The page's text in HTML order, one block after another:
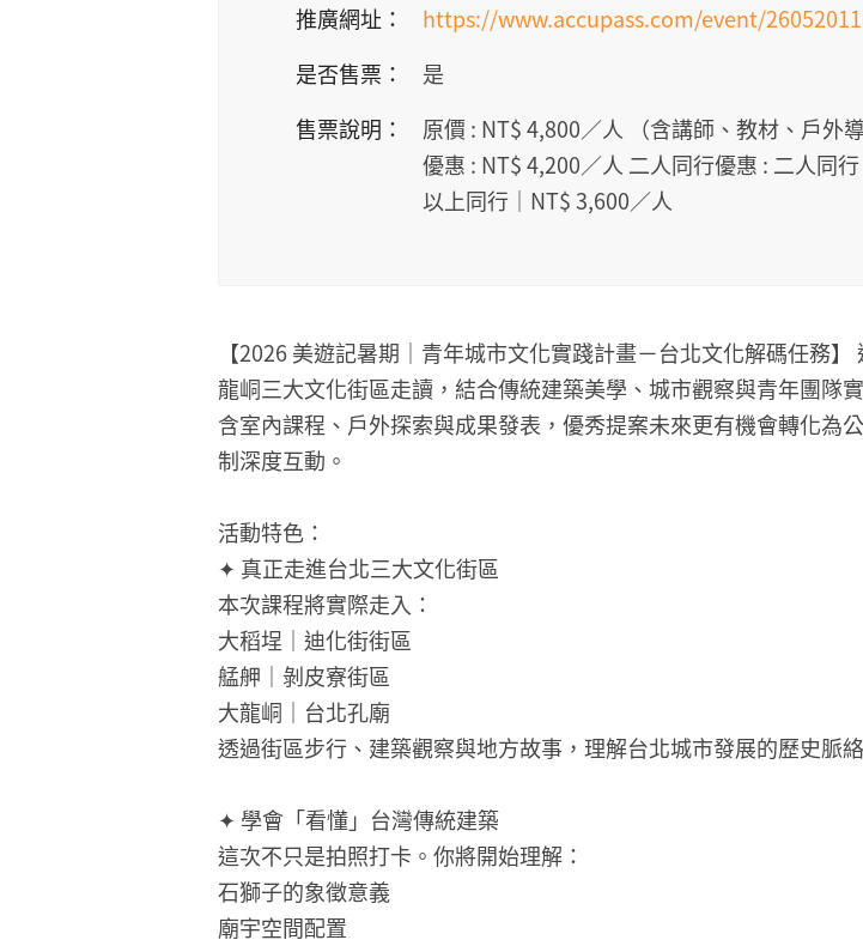
推廣網址：
https://www.accupass.com/event/
是否售票：
是
售票說明：
原價 : NT$ 4,800／人 （含講師、教材、戶外
優惠 : NT$ 4,200／人 二人同行優惠 : 二人同
以上同行｜NT$ 3,600／人
【2026 美遊記暑期｜青年城市文化實踐計畫－台北文化解碼任務
龍峒三大文化街區走讀，結合傳統建築美學、城市觀察與青年團隊
含室內課程、戶外探索與成果發表，優秀提案未來更有機會轉化為
制深度互動。
活動特色：
✦ 真正走進台北三大文化街區
本次課程將實際走入：
大稻埕｜迪化街街區
艋舺｜剝皮寮街區
大龍峒｜台北孔廟
透過街區步行、建築觀察與地方故事，理解台北城市發展的歷史脈絡
✦ 學會「看懂」台灣傳統建築
這次不只是拍照打卡。你將開始理解：
石獅子的象徵意義
廟宇空間配置